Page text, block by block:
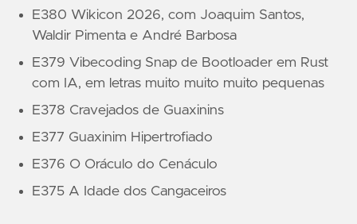
E380 Wikicon 2026, com Joaquim Santos,
Waldir Pimenta e André Barbosa
E379 Vibecoding Snap de Bootloader em Rust
com IA, em letras muito muito muito pequenas
E378 Cravejados de Guaxinins
E377 Guaxinim Hipertrofiado
E376 O Oráculo do Cenáculo
E375 A Idade dos Cangaceiros